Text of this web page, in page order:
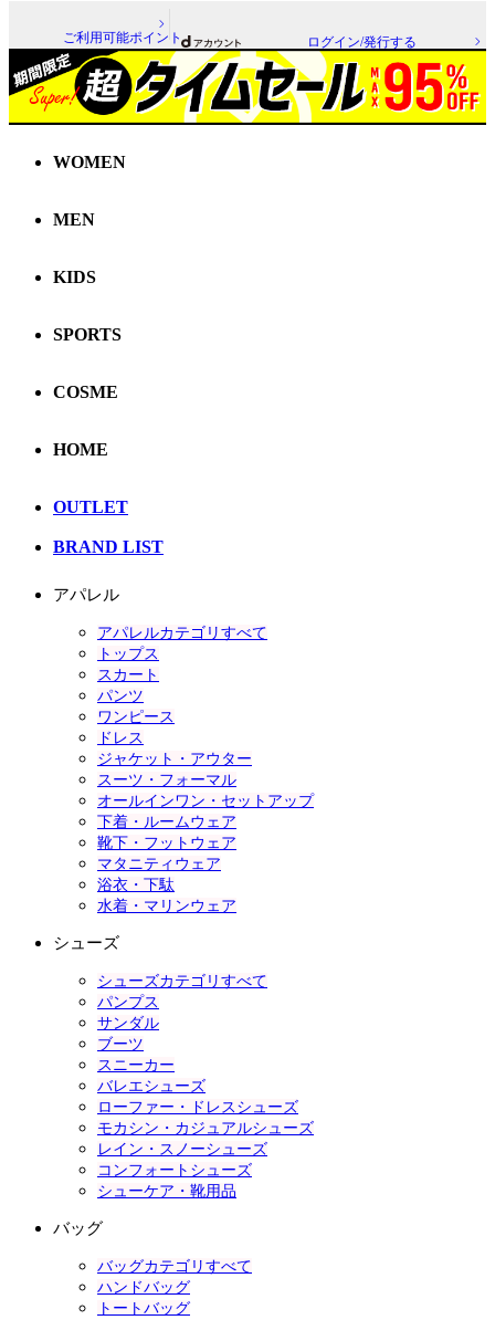
ご利用可能ポイント ログイン/発行する
WOMEN
MEN
KIDS
SPORTS
COSME
HOME
OUTLET
BRAND LIST
アパレル
アパレルカテゴリすべて
トップス
スカート
パンツ
ワンピース
ドレス
ジャケット・アウター
スーツ・フォーマル
オールインワン・セットアップ
下着・ルームウェア
靴下・フットウェア
マタニティウェア
浴衣・下駄
水着・マリンウェア
シューズ
シューズカテゴリすべて
パンプス
サンダル
ブーツ
スニーカー
バレエシューズ
ローファー・ドレスシューズ
モカシン・カジュアルシューズ
レイン・スノーシューズ
コンフォートシューズ
シューケア・靴用品
バッグ
バッグカテゴリすべて
ハンドバッグ
トートバッグ